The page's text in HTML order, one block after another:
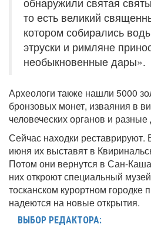
то есть великий
котором собирались
этруски и римляне
необыкновенные дары».
Археологи также нашли 5000
бронзовых монет, изваяния в
человеческих органов и
Сейчас находки реставрируют.
июня их выставят в
Потом они вернутся в Сан-
них откроют специальный
тосканском курортном городке
надеются на новые открытия.
ВЫБОР РЕДАКТОРА: